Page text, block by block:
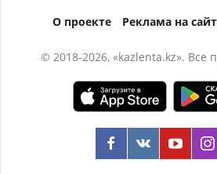
О проекте Реклама на
© 2018-2026, «kazlenta.kz».